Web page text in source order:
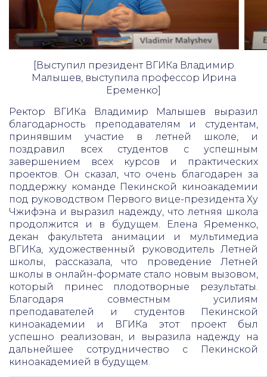
[Выступил президент ВГИКа Владимир
Малышев, выступила профессор Ирина
Еременко]
Ректор ВГИКа Владимир Малышев выразил
благодарность преподавателям и студентам,
принявшим участие в летней школе, и
поздравил всех студентов с успешным
завершением всех курсов и практических
проектов. Он сказал, что очень благодарен за
поддержку команде Пекинской киноакадемии
под руководством Первого вице-президента Ху
Чжифэна и выразил надежду, что летняя школа
продолжится и в будущем. Елена Яременко,
декан факультета анимации и мультимедиа
ВГИКа, художественный руководитель Летней
школы, рассказала, что проведение Летней
школы в онлайн-формате стало новым вызовом,
который принес плодотворные результаты.
Благодаря совместным усилиям
преподавателей и студентов Пекинской
киноакадемии и ВГИКа этот проект был
успешно реализован, и выразила надежду на
дальнейшее сотрудничество с Пекинской
киноакадемией в будущем.